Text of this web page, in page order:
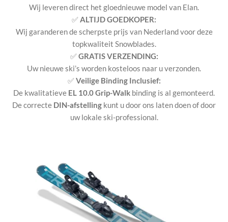
Wij leveren direct het gloednieuwe model van Elan.
✅ALTIJD GOEDKOPER:
Wij garanderen de scherpste prijs van Nederland voor deze
topkwaliteit Snowblades.
✅GRATIS VERZENDING:
Uw nieuwe ski’s worden kosteloos naar u verzonden.
✅Veilige Binding Inclusief:
De kwalitatieve EL 10.0 Grip-Walk binding is al gemonteerd.
De correcte DIN-afstelling kunt u door ons laten doen of door
uw lokale ski-professional.